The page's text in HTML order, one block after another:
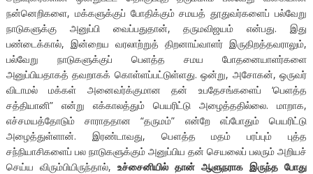
நன்னெறிகளை, மக்களுக்குப் போதிக்கும் சமயத் தூதுவர்களைப் பல்வேறு
நாடுகளுக்கு அனுப்பி வைப்பதுதான், தருமவிஜயம் என்பது. இது
பண்டைக்கால், இன்றைய வரலாற்றுத் திறனாய்வாளர் இருதிறத்தவராலும்,
பல்வேறு நாடுகளுக்குப் பெளத்த சமய போதனையாளர்களை
அனுப்பியதாகத் தவறாகக் கொள்ளப்பட்டுள்ளது. ஒன்று, அசோகன், ஒருவர்
விடாமல் மக்கள் அனைவர்க்குமான தன் உபதேசங்களைப் ‘பெளத்த
சத்தியானி” என்று எக்காலத்தும் பெயரிட்டு அழைத்ததில்லை. மாறாக,
எச்சமயத்தோடும் சாராததான “தருமம்” என்றே எப்போதும் பெயரிட்டு
அழைத்துள்ளான். இரண்டாவது, பௌத்த மதம் பரப்பும் புத்த
சந்நியாசிகளைப் பல நாடுகளுக்கும் அனுப்பிய தன் செயலைப் பலரும் அறியச்
செய்ய விரும்பியிருந்தால், உச்சைனியில் தான் ஆளுநராக இருந்த போது